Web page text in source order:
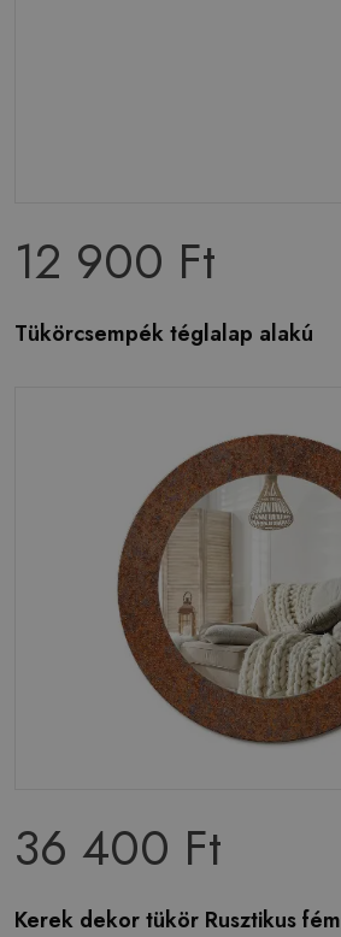
12 900 Ft
Tükörcsempék téglalap alakú
36 400 Ft
Kerek dekor tükör Rusztikus fém